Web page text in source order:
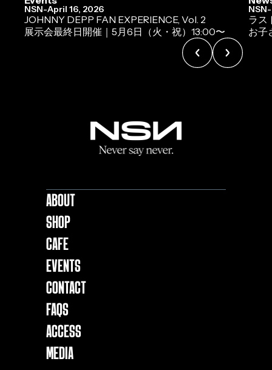
NSN-April 16, 2026
JOHNNY DEPP FAN EXPERIENCE, Vol. 2
展示会最終日開催｜5月6日（火・祝）13:00〜
NSN-
ラス
お子
About
Shop
Cafe
EVENTS
Contact
FAQs
ACCESS
MEDIA